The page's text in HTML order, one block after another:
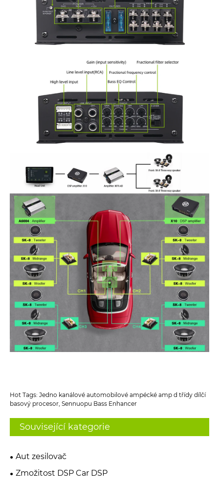
Hot Tags: Jedno kanálové automobilové ampécké amp d třídy dílčí
basový procesor, Sennuopu Bass Enhancer
Související kategorie
Aut zesilovač
Zmožitost DSP Car DSP